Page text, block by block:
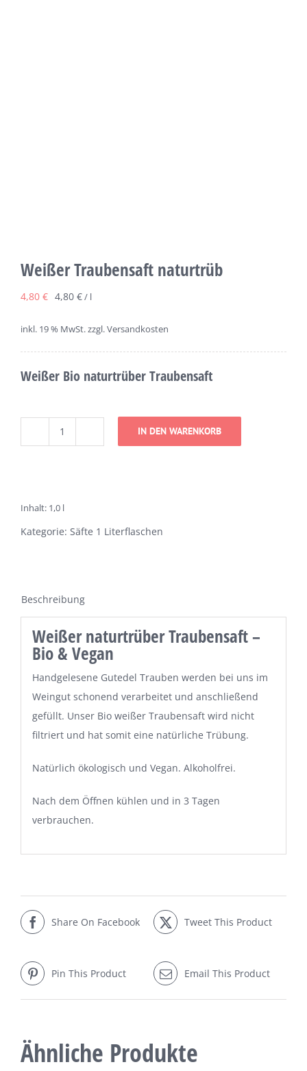
Weißer Traubensaft naturtrüb
4,80 € 4,80 €/ l
inkl. 19 % MwSt.zzgl. Versandkosten
Weißer Bio naturtrüber Traubensaft
IN DEN WARENKORB
Inhalt: 1,0 l
Kategorie: Säfte 1 Literflaschen
Beschreibung
Weißer naturtrüber Traubensaft –
Bio & Vegan
Handgelesene Gutedel Trauben werden bei uns im
Weingut schonend verarbeitet und anschließend
gefüllt. Unser Bio weißer Traubensaft wird nicht
filtriert und hat somit eine natürliche Trübung.
Natürlich ökologisch und Vegan. Alkoholfrei.
Nach dem Öffnen kühlen und in 3 Tagen
verbrauchen.
Share On Facebook Tweet This Product
Pin This Product Email This Product
Ähnliche Produkte